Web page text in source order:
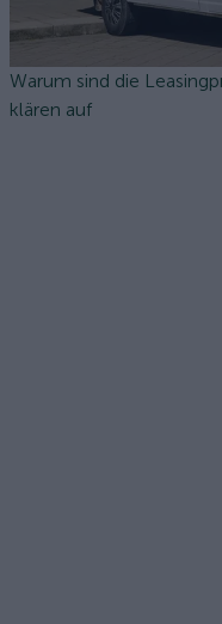
Warum sind die
klären auf